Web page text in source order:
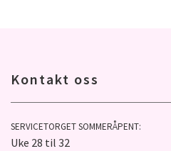
Kontakt oss
SERVICETORGET SOMMERÅPENT:
Uke 28 til 32